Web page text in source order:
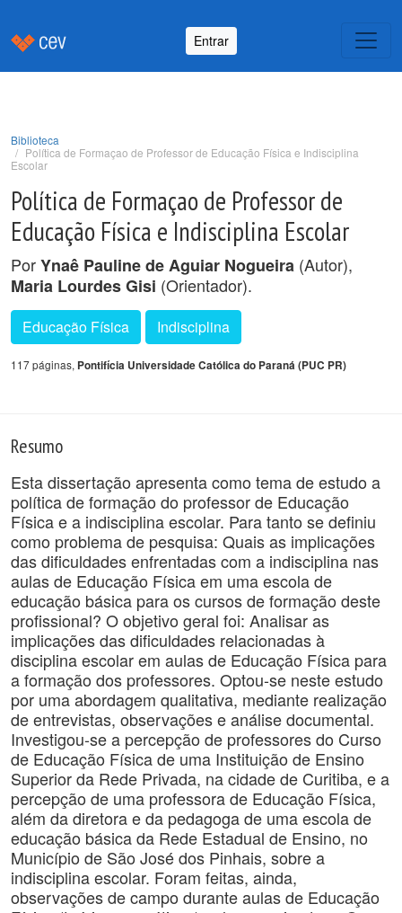
Entrar
Biblioteca
Política de Formaçao de Professor de Educação Física e Indisciplina
Escolar
Política de Formaçao de Professor de
Educação Física e Indisciplina Escolar
PorYnaê Pauline de Aguiar Nogueira (Autor),
Maria Lourdes Gisi (Orientador).
Educação Física Indisciplina
117 páginas, Pontifícia Universidade Católica do Paraná (PUC PR)
Resumo
Esta dissertação apresenta como tema de estudo a
política de formação do professor de Educação
Física e a indisciplina escolar. Para tanto se definiu
como problema de pesquisa: Quais as implicações
das dificuldades enfrentadas com a indisciplina nas
aulas de Educação Física em uma escola de
educação básica para os cursos de formação deste
profissional? O objetivo geral foi: Analisar as
implicações das dificuldades relacionadas à
disciplina escolar em aulas de Educação Física para
a formação dos professores. Optou-se neste estudo
por uma abordagem qualitativa, mediante realização
de entrevistas, observações e análise documental.
Investigou-se a percepção de professores do Curso
de Educação Física de uma Instituição de Ensino
Superior da Rede Privada, na cidade de Curitiba, e a
percepção de uma professora de Educação Física,
além da diretora e da pedagoga de uma escola de
educação básica da Rede Estadual de Ensino, no
Município de São José dos Pinhais, sobre a
indisciplina escolar. Foram feitas, ainda,
observações de campo durante aulas de Educação